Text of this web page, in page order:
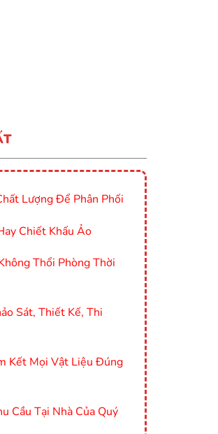
Lượng Để Phân Phối
Chiết Khấu Ảo
Thổi Phòng Thời
Sát, Thiết Kế, Thi
Kết Mọi Vật Liệu Đúng
Cầu Tại Nhà Của Quý